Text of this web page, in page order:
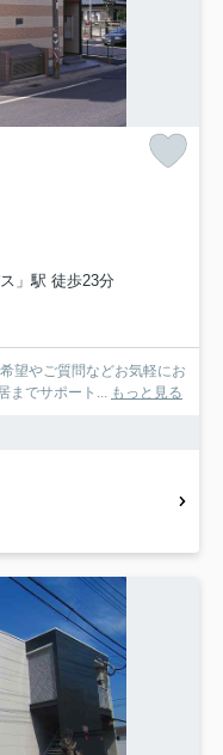
」駅 徒歩23分
望やご質問などお気軽にお
までサポート... もっと見る